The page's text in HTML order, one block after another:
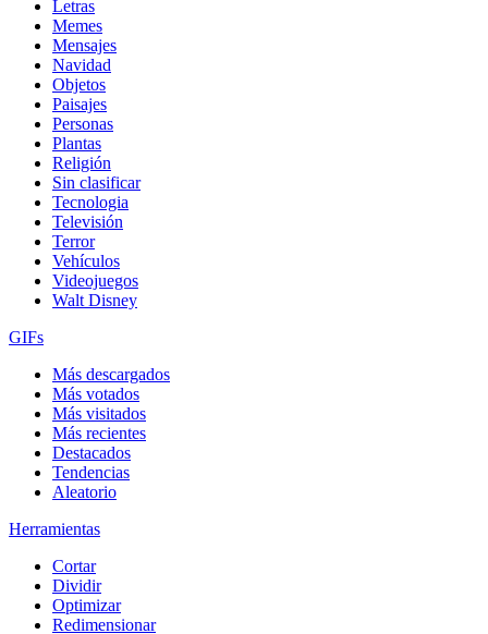
Letras
Memes
Mensajes
Navidad
Objetos
Paisajes
Personas
Plantas
Religión
Sin clasificar
Tecnologia
Televisión
Terror
Vehículos
Videojuegos
Walt Disney
GIFs
Más descargados
Más votados
Más visitados
Más recientes
Destacados
Tendencias
Aleatorio
Herramientas
Cortar
Dividir
Optimizar
Redimensionar